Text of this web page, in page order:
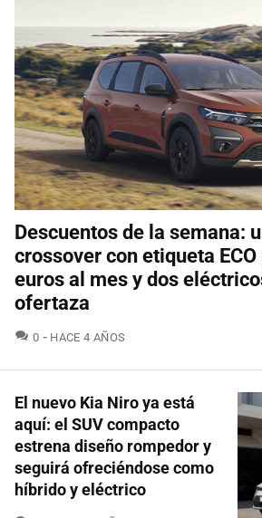
Descuentos de la semana:
crossover con etiqueta
euros al mes y dos
ofertaza
0 COMENTARIOS
HACE 4 AÑOS
El nuevo Kia Niro ya está
aquí: el SUV compacto
estrena diseño rompedor y
seguirá ofreciéndose como
híbrido y eléctrico